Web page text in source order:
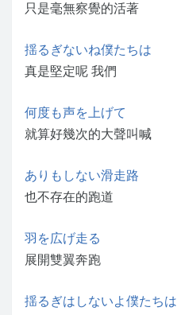
只是毫無察覺的活著
揺るぎないね僕たちは
真是堅定呢 我們
何度も声を上げて
就算好幾次的大聲叫喊
ありもしない滑走路
也不存在的跑道
羽を広げ走る
展開雙翼奔跑
揺るぎはしないよ僕たちは